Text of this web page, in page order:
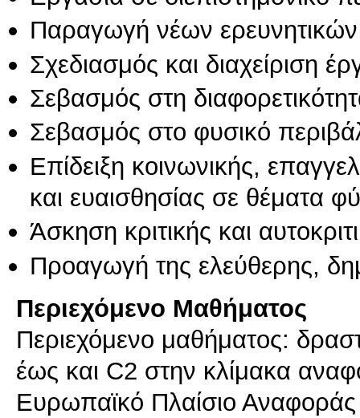
Παραγωγή νέων
Σχεδιασμός και διαχείριση
Σεβασμός στη
Σεβασμός στο φυσικό
Επίδειξη κοινωνικής,
και ευαισθησίας σε θέματα
Άσκηση κριτικής και
Προαγωγή της ελεύθερης,
Περιεχόμενο Μαθήματος
Περιεχόμενο μαθήματος:
έως και C2 στην κλίμακα
Ευρωπαϊκό Πλαίσιο